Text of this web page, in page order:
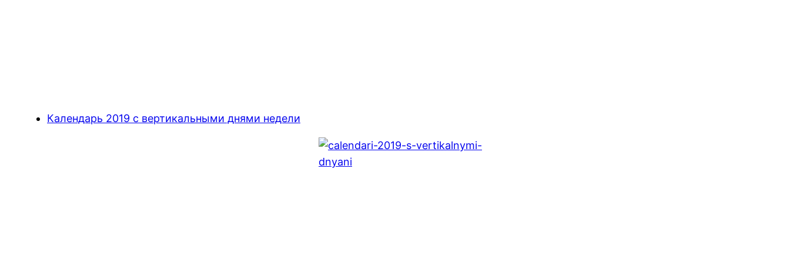
Календарь 2019 с вертикальными днями недели